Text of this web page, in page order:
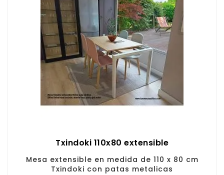
Txindoki 110x80 extensible
Mesa extensible en medida de 110 x 80 cm
Txindoki con patas metalicas